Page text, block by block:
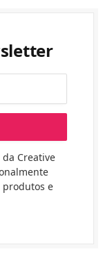
Creative
produtos e